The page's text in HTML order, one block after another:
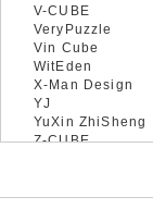
V-CUBE
VeryPuzzle
Vin Cube
WitEden
X-Man Design
YJ
YuXin ZhiSheng
Z-CUBE